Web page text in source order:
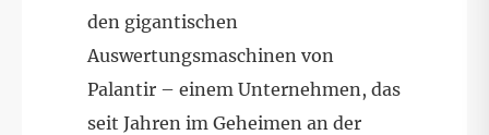
den gigantischen
Auswertungsmaschinen von
Palantir – einem Unternehmen, das
seit Jahren im Geheimen an der